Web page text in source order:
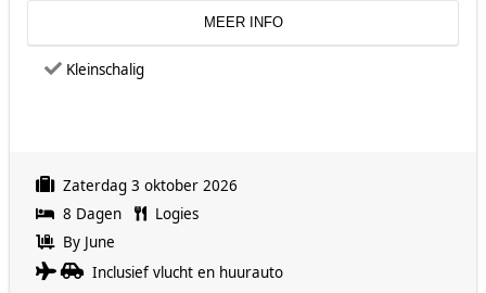
MEER INFO
Kleinschalig
Zaterdag 3 oktober 2026
8 Dagen
Logies
By June
Inclusief vlucht en huurauto